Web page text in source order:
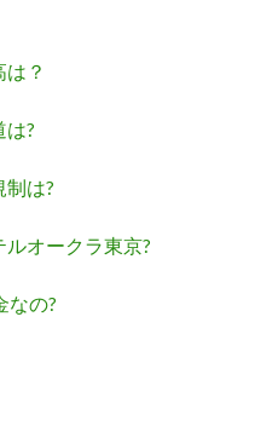
？
は?
制は?
ルオークラ東京?
なの?